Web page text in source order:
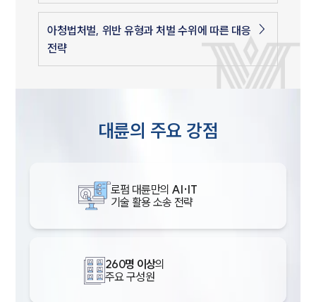
아청법처벌, 위반 유형과 처벌 수위에 따른 대응
전략
대륜의 주요 강점
로펌 대륜만의 AI·IT
기술 활용 소송 전략
260명 이상의
주요 구성원